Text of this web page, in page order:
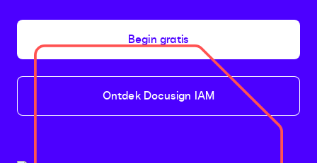
Begin gratis
Ontdek Docusign IAM